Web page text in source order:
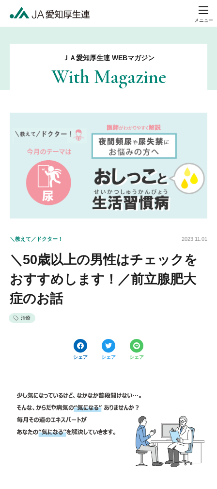
メニュー
ＪＡ愛知厚生連 WEBマガジン
With Magazine
＼教えて／ドクター！ 2023.11.01
＼50歳以上の男性はチェックを
おすすめします！／前立腺肥大
症のお話
治療
シェア シェア シェア